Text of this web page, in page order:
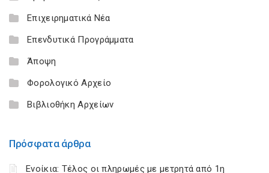
Επιχειρηματικά Νέα
Επενδυτικά Προγράμματα
Άποψη
Φορολογικό Αρχείο
Βιβλιοθήκη Αρχείων
Πρόσφατα άρθρα
Ενοίκια: Τέλος οι πληρωμές με μετρητά από 1η